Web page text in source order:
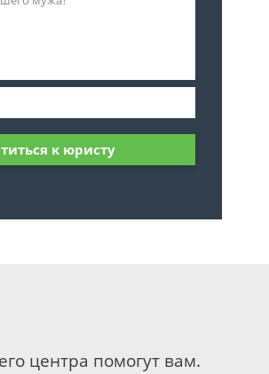
к юристу
центра помогут вам.